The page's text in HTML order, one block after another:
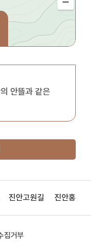
안뜰과 같은
진안고원길 진안홍삼
집거부